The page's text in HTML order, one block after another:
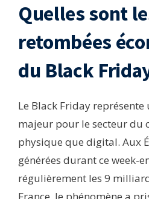
Quelles sont
retombées
du Black
Le Black Friday
majeur pour le secteur du
physique que digital. Aux
générées durant ce week-
régulièrement les 9